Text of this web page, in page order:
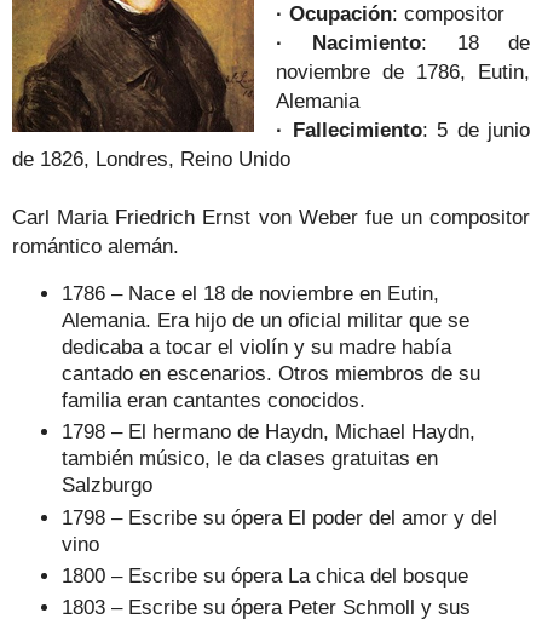
· Ocupación: compositor
· Nacimiento: 18 de
noviembre de 1786, Eutin,
Alemania
· Fallecimiento: 5 de junio
de 1826, Londres, Reino Unido
Carl Maria Friedrich Ernst von Weber fue un compositor
romántico alemán.
1786 – Nace el 18 de noviembre en Eutin,
Alemania. Era hijo de un oficial militar que se
dedicaba a tocar el violín y su madre había
cantado en escenarios. Otros miembros de su
familia eran cantantes conocidos.
1798 – El hermano de Haydn, Michael Haydn,
también músico, le da clases gratuitas en
Salzburgo
1798 – Escribe su ópera El poder del amor y del
vino
1800 – Escribe su ópera La chica del bosque
1803 – Escribe su ópera Peter Schmoll y sus